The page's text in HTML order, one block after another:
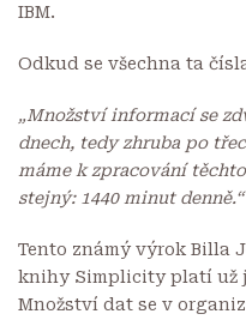
IBM.
Odkud se všechna ta
„Množství informací se
dnech, tedy zhruba po
máme k zpracování
stejný: 1440 minut denně.“
Tento známý výrok Billa
knihy Simplicityplatí už
Množství dat se v